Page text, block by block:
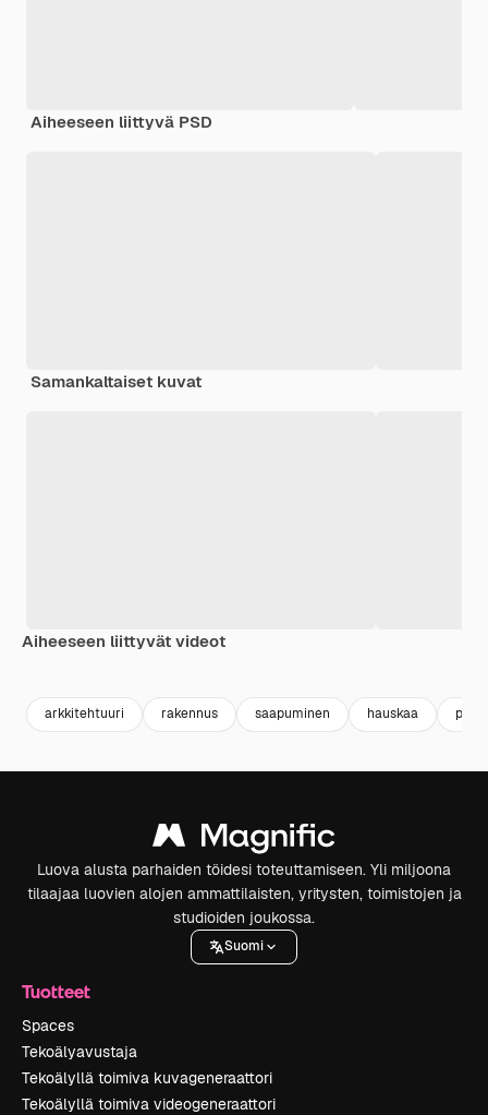
Aiheeseen liittyvä PSD
Samankaltaiset kuvat
Aiheeseen liittyvät videot
arkkitehtuuri rakennus saapuminen hauskaa
Luova alusta parhaiden töidesi toteuttamiseen. Yli miljoona
tilaajaa luovien alojen ammattilaisten, yritysten, toimistojen ja
studioiden joukossa.
Suomi
Tuotteet
Spaces
Tekoälyavustaja
Tekoälyllä toimiva kuvageneraattori
Tekoälyllä toimiva videogeneraattori